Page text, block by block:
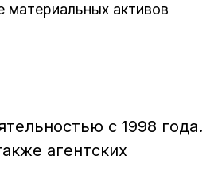
материальных активов
с 1998 года.
агентских